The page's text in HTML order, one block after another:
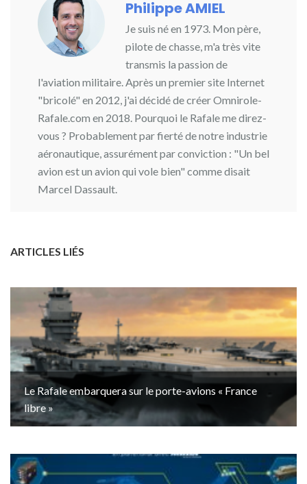
Philippe AMIEL
Je suis né en 1973. Mon père,
pilote de chasse, m'a très vite
transmis la passion de
l'aviation militaire. Après un premier site Internet
"bricolé" en 2012, j'ai décidé de créer Omnirole-
Rafale.com en 2018. Pourquoi le Rafale me direz-
vous ? Probablement par fierté de notre industrie
aéronautique, assurément par conviction : "Un bel
avion est un avion qui vole bien" comme disait
Marcel Dassault.
ARTICLES LIÉS
Le Rafale embarquera sur le porte-avions « France
libre »